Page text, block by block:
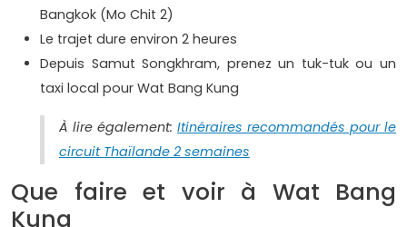
Bangkok (Mo Chit 2)
Le trajet dure environ 2 heures
Depuis Samut Songkhram, prenez un tuk-tuk ou un
taxi local pour Wat Bang Kung
À lire également: Itinéraires recommandés pour le
circuit Thaïlande 2 semaines
Que faire et voir à Wat Bang
Kung